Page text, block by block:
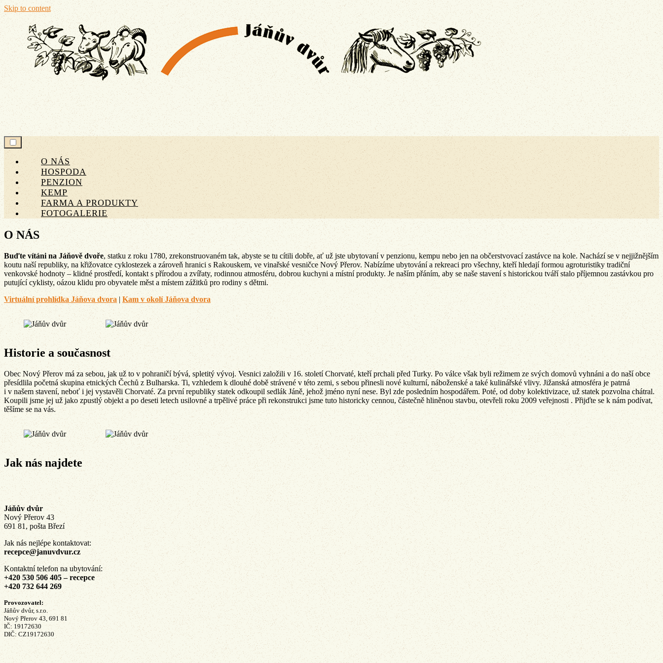
Skip to content
JÁŇŮV DVŮR
O NÁS
HOSPODA
PENZION
KEMP
FARMA A PRODUKTY
FOTOGALERIE
O NÁS
Buďte vítáni na Jáňově dvoře, statku z roku 1780, zrekonstruovaném tak, abyste se tu cítili dobře, ať už jste ubytovaní v penzionu, kempu nebo jen na občerstvovací zastávce na kole. Nachází se v nejjižnějším
koutu naší republiky, na křižovatce cyklostezek a zároveň hranici s Rakouskem, ve vinařské vesničce Nový Přerov. Nabízíme ubytování a rekreaci pro všechny, kteří hledají formou agroturistiky tradiční
venkovské hodnoty – klidné prostředí, kontakt s přírodou a zvířaty, rodinnou atmosféru, dobrou kuchyni a místní produkty. Je naším přáním, aby se naše stavení s historickou tváří stalo příjemnou zastávkou pro
putující cyklisty, oázou klidu pro obyvatele měst a místem zážitků pro rodiny s dětmi.
Virtuální prohlídka Jáňova dvora| Kam v okolí Jáňova dvora
Historie a současnost
Obec Nový Přerov má za sebou, jak už to v pohraničí bývá, spletitý vývoj. Vesnici založili v 16. století Chorvaté, kteří prchali před Turky. Po válce však byli režimem ze svých domovů vyhnáni a do naší obce
přesídlila početná skupina etnických Čechů z Bulharska. Ti, vzhledem k dlouhé době strávené v této zemi, s sebou přinesli nové kulturní, náboženské a také kulinářské vlivy. Jižanská atmosféra je patrná
i v našem stavení, neboť i jej vystavěli Chorvaté. Za první republiky statek odkoupil sedlák Jáně, jehož jméno nyní nese. Byl zde posledním hospodářem. Poté, od doby kolektivizace, už statek pozvolna chátral.
Koupili jsme jej už jako zpustlý objekt a po deseti letech usilovné a trpělivé práce při rekonstrukci jsme tuto historicky cennou, částečně hliněnou stavbu, otevřeli roku 2009 veřejnosti . Přijďte se k nám podívat,
těšíme se na vás.
Jak nás najdete
Jáňův dvůr
Nový Přerov 43
691 81, pošta Březí
Jak nás nejlépe kontaktovat:
recepce@januvdvur.cz
Kontaktní telefon na ubytování:
+420 530 506 405 – recepce
+420 732 644 269
Provozovatel:
Jáňův dvůr, s.r.o.
Nový Přerov 43, 691 81
IČ: 19172630
DIČ: CZ19172630